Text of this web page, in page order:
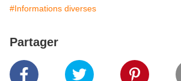
#Informations diverses
Partager